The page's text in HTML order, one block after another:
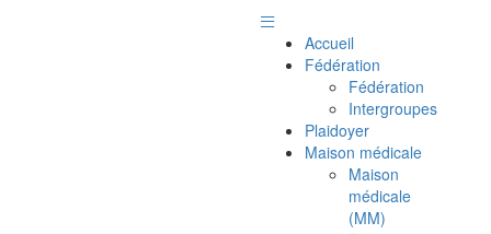
Accueil
Fédération
Fédération
Intergroupes
Plaidoyer
Maison médicale
Maison
médicale
(MM)